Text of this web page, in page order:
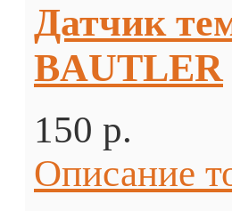
Датчик
BAUTLER
150 p.
Описание